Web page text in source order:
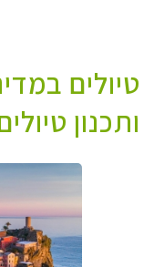
טיולים
ותכנון